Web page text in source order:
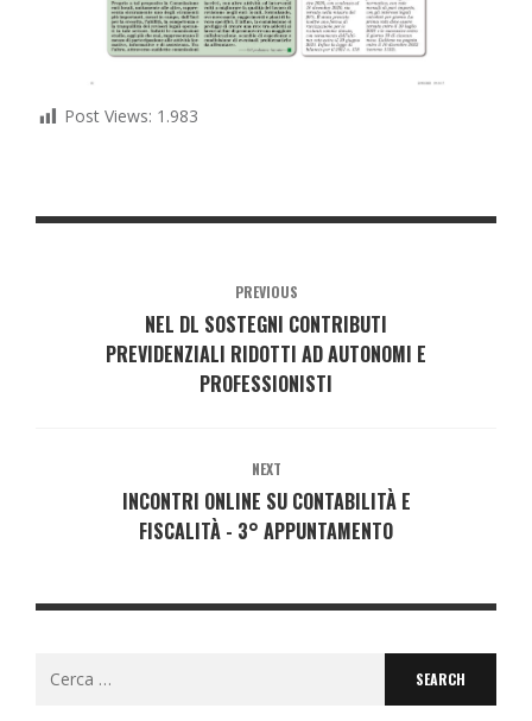
Post Views: 1.983
PREVIOUS
NEL DL SOSTEGNI CONTRIBUTI
PREVIDENZIALI RIDOTTI AD AUTONOMI E
PROFESSIONISTI
NEXT
INCONTRI ONLINE SU CONTABILITÀ E
FISCALITÀ - 3° APPUNTAMENTO